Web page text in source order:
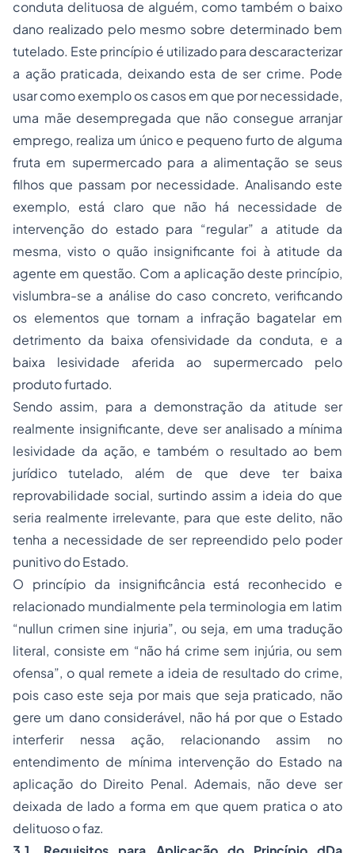
conduta delituosa de alguém, como também o baixo
dano realizado pelo mesmo sobre determinado bem
tutelado. Este princípio é utilizado para descaracterizar
a ação praticada, deixando esta de ser crime. Pode
usar como exemplo os casos em que por necessidade,
uma mãe desempregada que não consegue arranjar
emprego, realiza um único e pequeno furto de alguma
fruta em supermercado para a alimentação se seus
filhos que passam por necessidade. Analisando este
exemplo, está claro que não há necessidade de
intervenção do estado para “regular” a atitude da
mesma, visto o quão insignificante foi à atitude da
agente em questão. Com a aplicação deste princípio,
vislumbra-se a análise do caso concreto, verificando
os elementos que tornam a infração bagatelar em
detrimento da baixa ofensividade da conduta, e a
baixa lesividade aferida ao supermercado pelo
produto furtado.
Sendo assim, para a demonstração da atitude ser
realmente insignificante, deve ser analisado a mínima
lesividade da ação, e também o resultado ao bem
jurídico tutelado, além de que deve ter baixa
reprovabilidade social, surtindo assim a ideia do que
seria realmente irrelevante, para que este delito, não
tenha a necessidade de ser repreendido pelo poder
punitivo do Estado.
O princípio da insignificância está reconhecido e
relacionado mundialmente pela terminologia em latim
“nullun crimen sine injuria”, ou seja, em uma tradução
literal, consiste em “não há crime sem injúria, ou sem
ofensa”, o qual remete a ideia de resultado do crime,
pois caso este seja por mais que seja praticado, não
gere um dano considerável, não há por que o Estado
interferir nessa ação, relacionando assim no
entendimento de mínima intervenção do Estado na
aplicação do Direito Penal. Ademais, não deve ser
deixada de lado a forma em que quem pratica o ato
delituoso o faz.